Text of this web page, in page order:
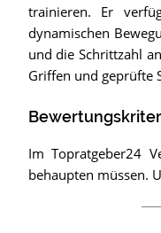
trainieren. Er
dynamischen
und die Schrittzahl
Griffen und geprüfte
Im Topratgeber24
behaupten müssen.